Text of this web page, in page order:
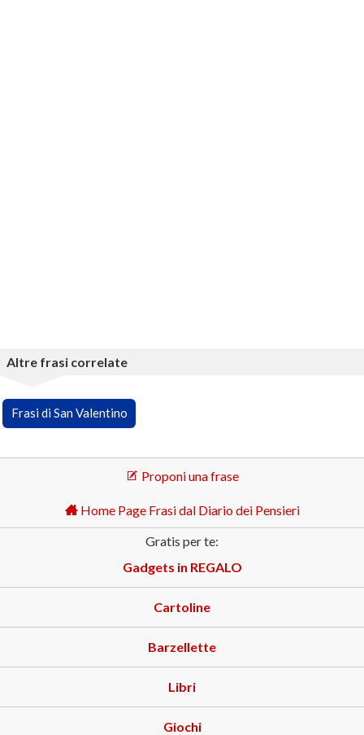
Altre frasi correlate
Frasi di San Valentino
Proponi una frase
Home Page Frasi dal Diario dei Pensieri
Gratis per te:
Gadgets in REGALO
Cartoline
Barzellette
Libri
Giochi